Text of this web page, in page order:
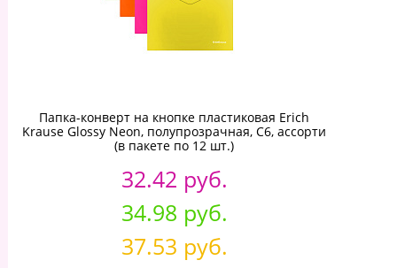
Папка-конверт на кнопке пластиковая Erich
Krause Glossy Neon, полупрозрачная, C6, ассорти
(в пакете по 12 шт.)
32.42 руб.
34.98 руб.
37.53 руб.